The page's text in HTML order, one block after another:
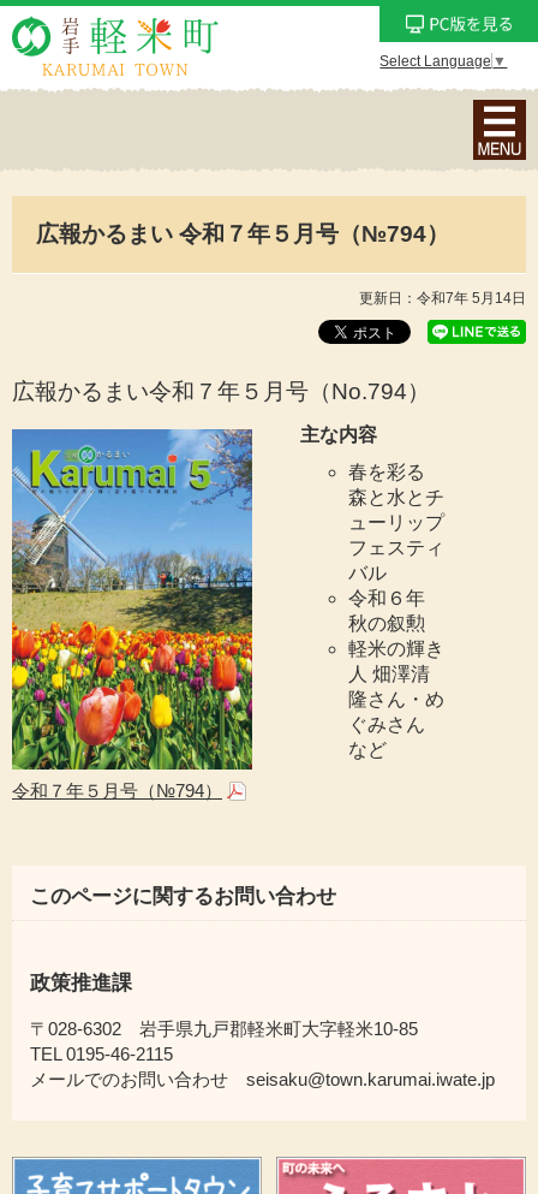
Select Language ▼
ナ
ビ
ン
メ
広報かるまい 令和７年５月号（№794）
更新日：令和7年 5月14日
広報かるまい令和７年５月号（No.794）
主な内容
春を彩る
森と水とチ
ューリップ
フェスティ
バル
令和６年
秋の叙勲
軽米の輝き
人 畑澤清
隆さん・め
ぐみさん
など
令和７年５月号（№794）
このページに関するお問い合わせ
政策推進課
〒028-6302 岩手県九戸郡軽米町大字軽米10-85
TEL 0195-46-2115
メールでのお問い合わせ seisaku@town.karumai.iwate.jp